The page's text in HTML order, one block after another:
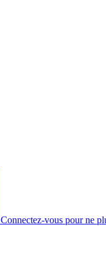
Connectez-vous pour ne